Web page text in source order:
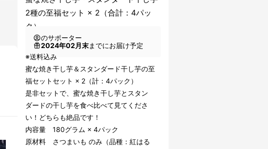
2種の至福セット × 2（合計：4パッ
ク）
のサポーター
2024年02月末までにお届け予定
※送料込み
蜜な焼き干し芋＆スタンダード干し芋の至
福セットセット × 2（計：4パック）
是非セットで、蜜な焼き干し芋とスタン
ダードの干し芋を食べ比べて見てくださ
い！どちらも絶品です！
内容量 180グラム × 4パック
原材料 さつまいも のみ（品種：紅はる